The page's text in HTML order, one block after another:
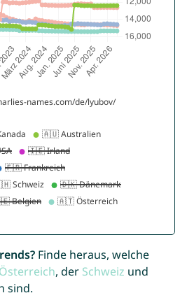
Finde heraus, welche
Österreich, der Schweiz und
sind.